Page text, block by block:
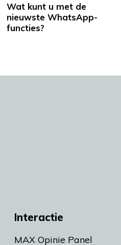
Wat kunt u met de
nieuwste WhatsApp-
functies?
Interactie
MAX Opinie Panel